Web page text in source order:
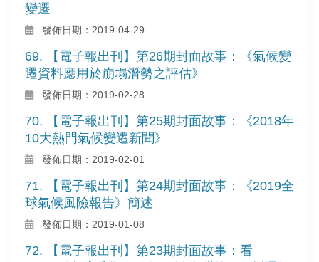
變遷
發佈日期：2019-04-29
69. 【電子報出刊】第26期封面故事：《氣候變
遷資料應用於崩塌潛勢之評估》
發佈日期：2019-02-28
70. 【電子報出刊】第25期封面故事：《2018年
10大熱門氣候變遷新聞》
發佈日期：2019-02-01
71. 【電子報出刊】第24期封面故事：《2019全
球氣候風險報告》簡述
發佈日期：2019-01-08
72. 【電子報出刊】第23期封面故事：看